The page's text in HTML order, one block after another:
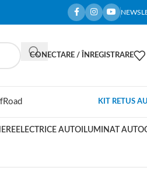
CONECTARE / ÎNREGISTRARE
KIT RETUS
ELECTRICE AUTO ILUMINAT AUTO